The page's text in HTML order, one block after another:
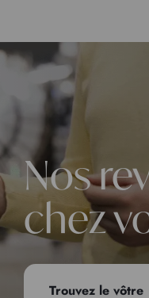
Nos
chez
Trouvez le vôtre